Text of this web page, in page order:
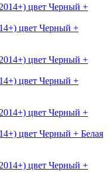
цвет Черный +
цвет Черный +
цвет Черный + Белая